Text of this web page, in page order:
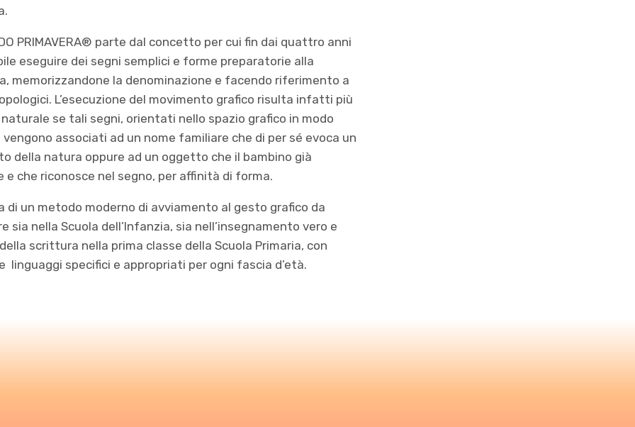
PRIMAVERA® parte dal concetto per cui fin dai quattro anni
eseguire dei segni semplici e forme preparatorie alla
memorizzandone la denominazione e facendo riferimento a
L’esecuzione del movimento grafico risulta infatti più
se tali segni, orientati nello spazio grafico in modo
vengono associati ad un nome familiare che di per sé evoca un
della natura oppure ad un oggetto che il bambino già
e che riconosce nel segno, per affinità di forma.
di un metodo moderno di avviamento al gesto grafico da
sia nella Scuola dell’Infanzia, sia nell’insegnamento vero e
scrittura nella prima classe della Scuola Primaria, con
linguaggi specifici e appropriati per ogni fascia d’età.